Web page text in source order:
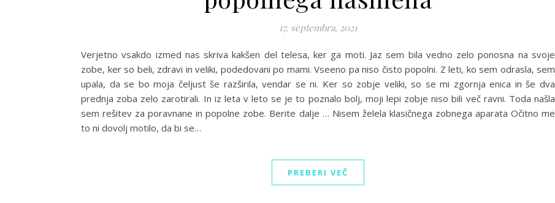
17. septembra, 2021
Verjetno vsakdo izmed nas skriva kakšen del telesa, ker ga moti. Jaz sem bila vedno zelo ponosna na svoje
zobe, ker so beli, zdravi in veliki, podedovani po mami. Vseeno pa niso čisto popolni. Z leti, ko sem odrasla, sem
upala, da se bo moja čeljust še razširila, vendar se ni. Ker so zobje veliki, so se mi zgornja enica in še dva
prednja zoba zelo zarotirali. In iz leta v leto se je to poznalo bolj, moji lepi zobje niso bili več ravni. Toda našla
sem rešitev za poravnane in popolne zobe. Berite dalje … Nisem želela klasičnega zobnega aparata Očitno me
to ni dovolj motilo, da bi se…
PREBERI VEČ